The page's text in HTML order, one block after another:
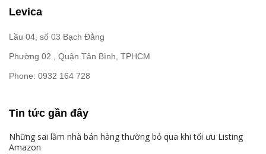
Levica
Lầu 04, số 03 Bạch Đằng
Phường 02 , Quận Tân Bình, TPHCM
Phone: 0932 164 728
Tin tức gần đây
Những sai lầm nhà bán hàng thường bỏ qua khi tối ưu Listing
Amazon